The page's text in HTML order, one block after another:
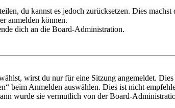
du kannst es jedoch zurücksetzen. Dies
anmelden können.
dich an die Board-Administration.
wirst du nur für eine Sitzung angemeldet.
beim Anmelden auswählen. Dies ist nicht
wurde sie vermutlich von der Board-